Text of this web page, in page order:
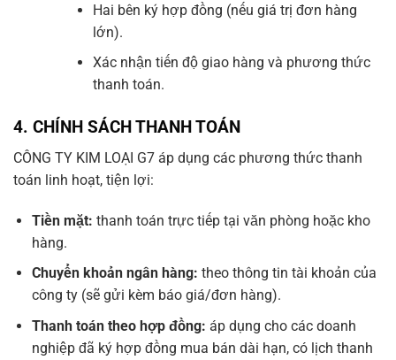
Hai bên ký hợp đồng (nếu giá trị đơn hàng
lớn).
Xác nhận tiến độ giao hàng và phương thức
thanh toán.
4. CHÍNH SÁCH THANH TOÁN
CÔNG TY KIM LOẠI G7 áp dụng các phương thức thanh
toán linh hoạt, tiện lợi:
Tiền mặt: thanh toán trực tiếp tại văn phòng hoặc kho
hàng.
Chuyển khoản ngân hàng: theo thông tin tài khoản của
công ty (sẽ gửi kèm báo giá/đơn hàng).
Thanh toán theo hợp đồng: áp dụng cho các doanh
nghiệp đã ký hợp đồng mua bán dài hạn, có lịch thanh